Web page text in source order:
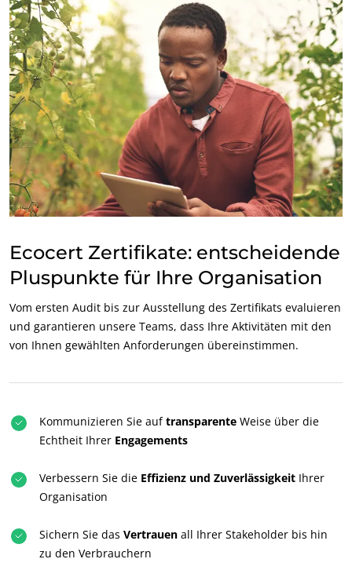
Ecocert Zertifikate: entscheidende
Pluspunkte für Ihre Organisation
Vom ersten Audit bis zur Ausstellung des Zertifikats evaluieren
und garantieren unsere Teams, dass Ihre Aktivitäten mit den
von Ihnen gewählten Anforderungen übereinstimmen.
Kommunizieren Sie auftransparente Weise über die
Echtheit Ihrer Engagements
Verbessern Sie die Effizienz und Zuverlässigkeit Ihrer
Organisation
Sichern Sie das Vertrauen all Ihrer Stakeholder bis hin
zu den Verbrauchern